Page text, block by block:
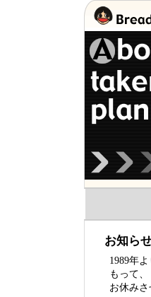
お知ら
1989年
もって、
お休みさ